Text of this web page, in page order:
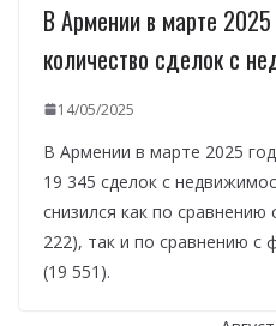
В Армении в марте
количество сделок с
14/05/2025
В Армении в марте 2025
19 345 сделок с
снизился как по
222), так и по сравнению с
(19 551).